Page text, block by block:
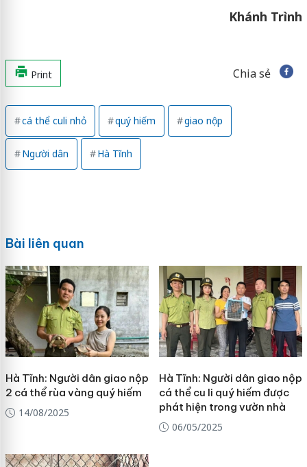
Khánh Trình
Print Chia sẻ
cá thể culi nhỏ quý hiếm giao nộp
Người dân Hà Tĩnh
Bài liên quan
Hà Tĩnh: Người dân giao nộp
2 cá thể rùa vàng quý hiếm
14/08/2025
Hà Tĩnh: Người dân giao nộp
cá thể cu li quý hiếm được
phát hiện trong vườn nhà
06/05/2025